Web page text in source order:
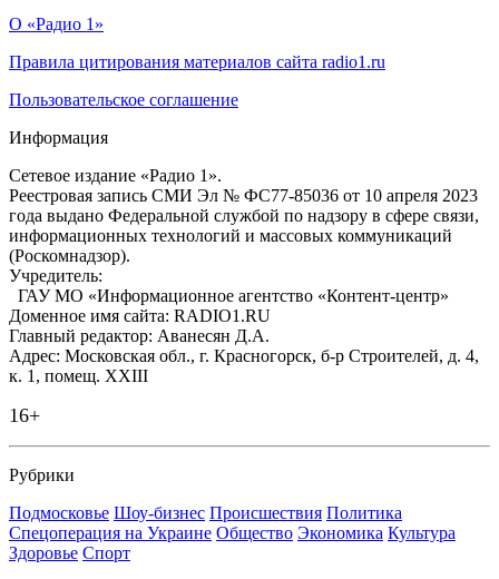
О «Радио 1»
Правила цитирования материалов сайта radio1.ru
Пользовательское соглашение
Информация
Сетевое издание «Радио 1».
Реестровая запись СМИ Эл № ФС77-85036 от 10 апреля 2023
года выдано Федеральной службой по надзору в сфере связи,
информационных технологий и массовых коммуникаций
(Роскомнадзор).
Учредитель:
ГАУ МО «Информационное агентство «Контент-центр»
Доменное имя сайта: RADIO1.RU
Главный редактор: Аванесян Д.А.
Адрес: Московская обл., г. Красногорск, б-р Строителей, д. 4,
к. 1, помещ. XXIII
16+
Рубрики
Подмосковье Шоу-бизнес Происшествия Политика
Спецоперация на Украине Общество Экономика Культура
Здоровье Спорт